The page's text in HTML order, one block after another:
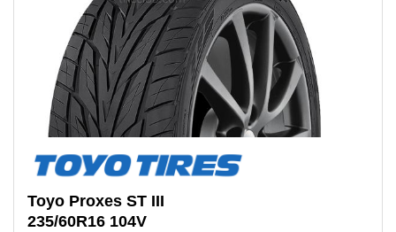
Toyo Proxes ST III
235/60R16 104V